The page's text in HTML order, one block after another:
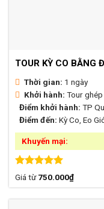
TOUR KỲ CO BẰNG
Thời gian: 1 ngày
Khởi hành: Tour ghép
Điểm khởi hành: TP
Điểm đến: Kỳ Co, Eo
Khuyến mại:
Được xếp
Giá từ750.000₫